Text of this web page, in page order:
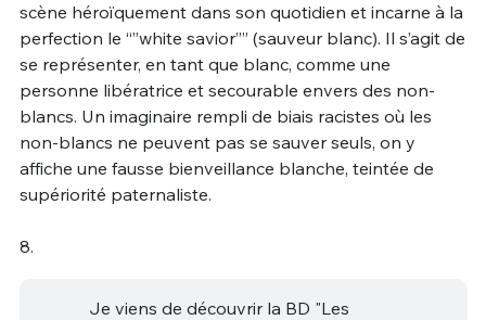
scène héroïquement dans son quotidien et incarne à la
perfection le “”white savior”” (sauveur blanc). Il s’agit de
se représenter, en tant que blanc, comme une
personne libératrice et secourable envers des non-
blancs. Un imaginaire rempli de biais racistes où les
non-blancs ne peuvent pas se sauver seuls, on y
affiche une fausse bienveillance blanche, teintée de
supériorité paternaliste.
8.
Je viens de découvrir la BD "Les